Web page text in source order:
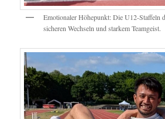
Emotionaler Höhepunkt: Die U12-Staffeln
sicheren Wechseln und starkem Teamgeist.